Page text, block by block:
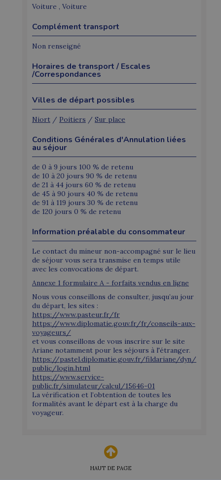
Voiture , Voiture
Complément transport
Non renseigné
Horaires de transport / Escales
/Correspondances
Villes de départ possibles
Niort / Poitiers / Sur place
Conditions Générales d'Annulation liées
au séjour
de 0 à 9 jours 100 % de retenu
de 10 à 20 jours 90 % de retenu
de 21 à 44 jours 60 % de retenu
de 45 à 90 jours 40 % de retenu
de 91 à 119 jours 30 % de retenu
de 120 jours 0 % de retenu
Information préalable du consommateur
Le contact du mineur non-accompagné sur le lieu
de séjour vous sera transmise en temps utile
avec les convocations de départ.
Annexe 1 formulaire A - forfaits vendus en ligne
Nous vous conseillons de consulter, jusqu’au jour
du départ, les sites :
https://www.pasteur.fr/fr
https://www.diplomatie.gouv.fr/fr/conseils-aux-
voyageurs/
et vous conseillons de vous inscrire sur le site
Ariane notamment pour les séjours à l'étranger.
https://pastel.diplomatie.gouv.fr/fildariane/dyn/
public/login.html
https://www.service-
public.fr/simulateur/calcul/15646-01
La vérification et l’obtention de toutes les
formalités avant le départ est à la charge du
voyageur.
HAUT DE PAGE